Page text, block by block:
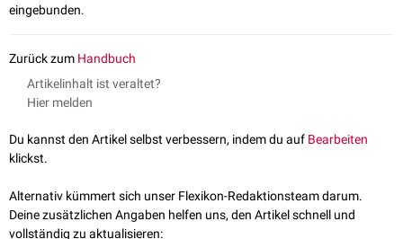
eingebunden.
Zurück zum Handbuch
Artikelinhalt ist veraltet?
Hier melden
Du kannst den Artikel selbst verbessern, indem du auf Bearbeiten
klickst.
Alternativ kümmert sich unser Flexikon-Redaktionsteam darum.
Deine zusätzlichen Angaben helfen uns, den Artikel schnell und
vollständig zu aktualisieren: